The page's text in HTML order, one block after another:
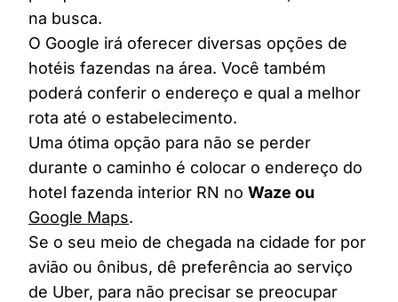
na busca.
O Google irá oferecer diversas opções de
hotéis fazendas na área. Você também
poderá conferir o endereço e qual a melhor
rota até o estabelecimento.
Uma ótima opção para não se perder
durante o caminho é colocar o endereço do
hotel fazenda interior RN no Waze ou
Google Maps.
Se o seu meio de chegada na cidade for por
avião ou ônibus, dê preferência ao serviço
de Uber, para não precisar se preocupar